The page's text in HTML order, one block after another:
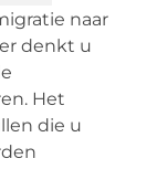
naar
denkt u
Het
die u